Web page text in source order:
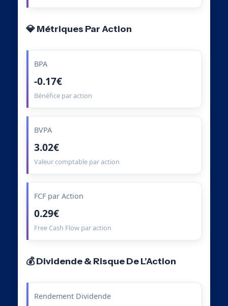
💎 Métriques Par Action
BPA
-0.17€
Bénéfice par action
BVPA
3.02€
Valeur comptable par action
FCF par Action
0.29€
Free Cash Flow par action
💰 Dividende & Risque De L’Action
Rendement Dividende